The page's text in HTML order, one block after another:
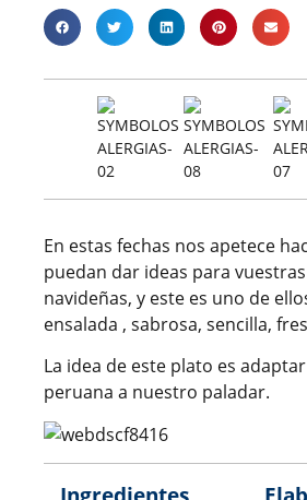
En estas fechas nos apetece
puedan dar ideas para
navideñas, y este es uno de
ensalada , sabrosa, sencilla,
La idea de este plato es
peruana a nuestro paladar.